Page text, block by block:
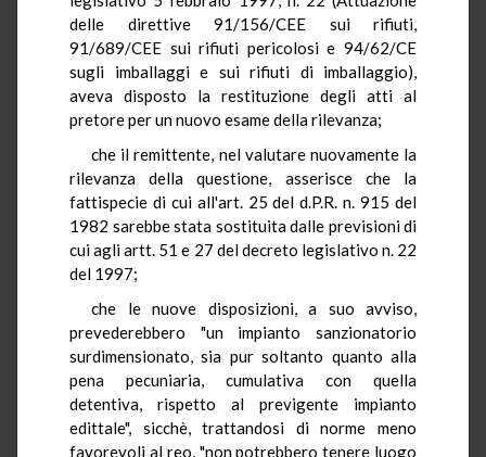
delle direttive 91/156/CEE sui rifiuti,
91/689/CEE sui rifiuti pericolosi e 94/62/CE
sugli imballaggi e sui rifiuti di imballaggio),
aveva disposto la restituzione degli atti al
pretore per un nuovo esame della rilevanza;
che il remittente, nel valutare nuovamente la
rilevanza della questione, asserisce che la
fattispecie di cui all'art. 25 del d.P.R. n. 915 del
1982 sarebbe stata sostituita dalle previsioni di
cui agli artt. 51 e 27 del decreto legislativo n. 22
del 1997;
che le nuove disposizioni, a suo avviso,
prevederebbero "un impianto sanzionatorio
surdimensionato, sia pur soltanto quanto alla
pena pecuniaria, cumulativa con quella
detentiva, rispetto al previgente impianto
edittale", sicchè, trattandosi di norme meno
favorevoli al reo, "non potrebbero tenere luogo